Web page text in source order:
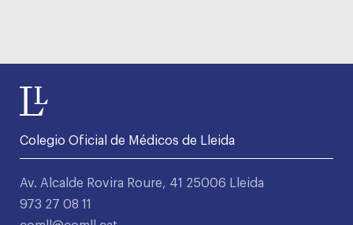
Colegio Oficial de Médicos de Lleida
Av. Alcalde Rovira Roure, 41 25006 Lleida
973 27 08 11